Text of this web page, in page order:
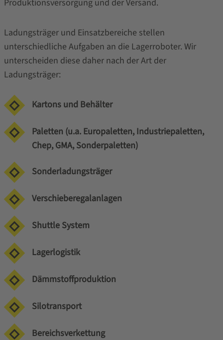
Produktionsversorgung und der Versand.
Ladungsträger und Einsatzbereiche stellen
unterschiedliche Aufgaben an die Lagerroboter. Wir
unterscheiden diese daher nach der Art der
Ladungsträger:
Kartons und Behälter
Paletten (u.a. Europaletten, Industriepaletten,
Chep, GMA, Sonderpaletten)
Sonderladungsträger
Verschieberegalanlagen
Shuttle System
Lagerlogistik
Dämmstoffproduktion
Silotransport
Bereichsverkettung